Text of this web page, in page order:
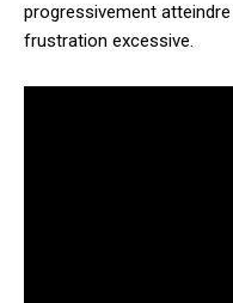
progressivement
frustration excessive.